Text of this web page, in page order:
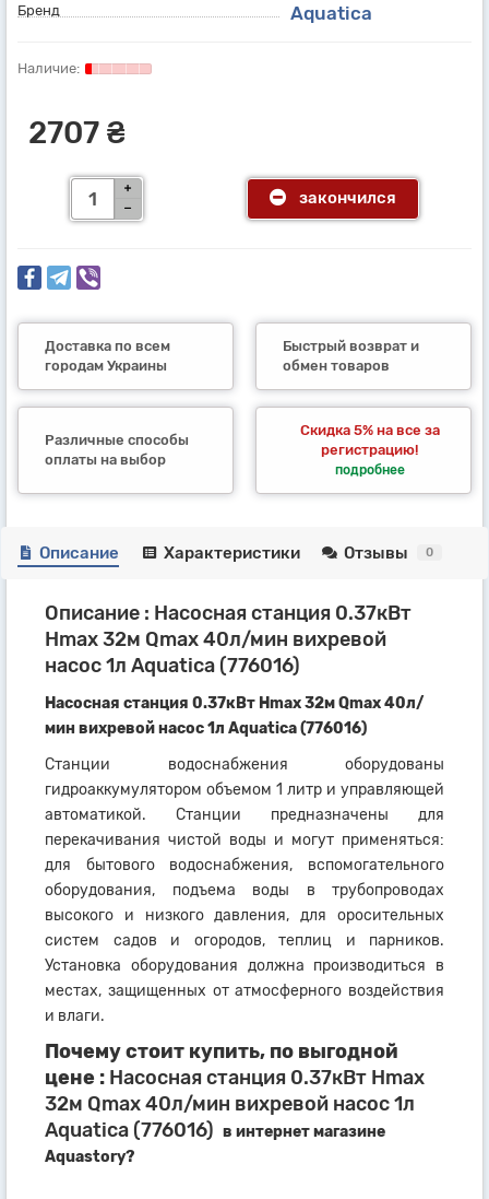
Бренд
Aquatica
2707 ₴
закончился
Доставка по всем
городам Украины
Быстрый возврат и
обмен товаров
Различные способы
оплаты на выбор
Скидка 5% на все за
регистрацию!
подробнее
Описание Характеристики Отзывы 0
Описание : Насосная станция 0.37кВт
Hmax 32м Qmax 40л/мин вихревой
насос 1л Aquatica (776016)
Насосная станция 0.37кВт Hmax 32м Qmax 40л/
мин вихревой насос 1л Aquatica (776016)
Станции водоснабжения оборудованы
гидроаккумулятором объемом 1 литр и управляющей
автоматикой. Станции предназначены для
перекачивания чистой воды и могут применяться:
для бытового водоснабжения, вспомогательного
оборудования, подъема воды в трубопроводах
высокого и низкого давления, для оросительных
систем садов и огородов, теплиц и парников.
Установка оборудования должна производиться в
местах, защищенных от атмосферного воздействия
и влаги.
Почему стоит купить, по выгодной
цене : Насосная станция 0.37кВт Hmax
32м Qmax 40л/мин вихревой насос 1л
Aquatica (776016) в интернет магазине
Aquastory?